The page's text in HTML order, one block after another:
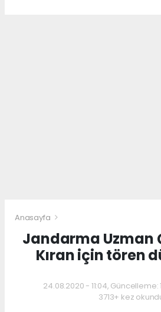
Anasayfa
Jandarma Uzman
Kıran için tören
24.08.2020 - 11:04, Güncelleme:
3713+ kez